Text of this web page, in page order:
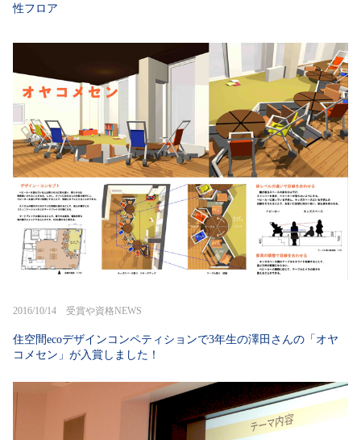
性フロア
2016/10/14 受賞や資格NEWS
住空間ecoデザインコンペティションで3年生の澤田さんの「オヤ
コメセン」が入賞しました！